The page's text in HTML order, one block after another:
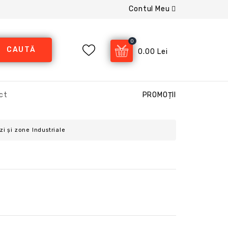
Contul Meu
CAUTĂ
0
0.00 Lei
PROMOȚII
şi zone Industriale